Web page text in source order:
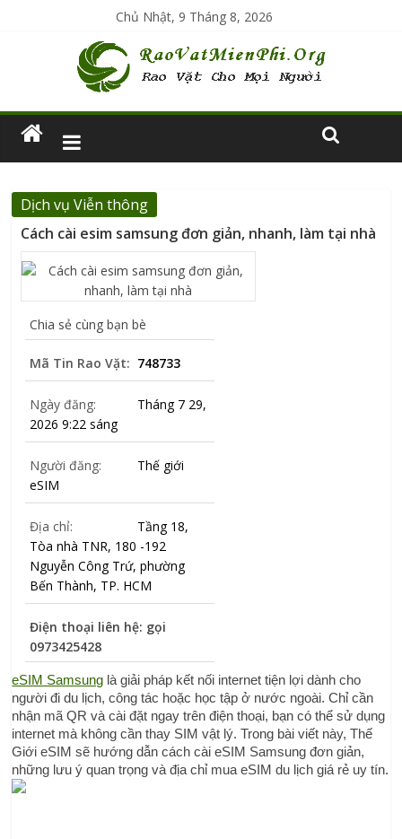
Chủ Nhật, 9 Tháng 8, 2026
Dịch vụ Viễn thông
Cách cài esim samsung đơn giản, nhanh, làm tại nhà
Chia sẻ cùng bạn bè
Mã Tin Rao Vặt: 748733
Ngày đăng:
Tháng 7 29,
2026 9:22 sáng
Người đăng:
Thế giới
eSIM
Địa chỉ:
Tầng 18,
Tòa nhà TNR, 180 -192
Nguyễn Công Trứ, phường
Bến Thành, TP. HCM
Điện thoại liên hệ: gọi
0973425428
eSIM Samsung là giải pháp kết nối internet tiện lợi dành cho
người đi du lịch, công tác hoặc học tập ở nước ngoài. Chỉ cần
nhận mã QR và cài đặt ngay trên điện thoại, bạn có thể sử dụng
internet mà không cần thay SIM vật lý. Trong bài viết này, Thế
Giới eSIM sẽ hướng dẫn cách cài eSIM Samsung đơn giản,
những lưu ý quan trọng và địa chỉ mua eSIM du lịch giá rẻ uy tín.